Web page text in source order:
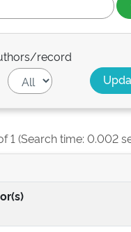
record
1 (Search time: 0.002